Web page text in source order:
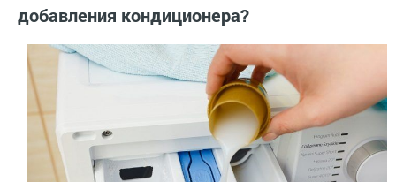
добавления кондиционера?